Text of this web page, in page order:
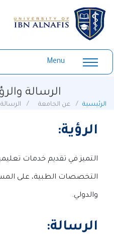
Menu
الرسالة
الرئيسية عن الجامعة
الرؤية:
التميز في تقديم خدمات
التخصصات الطبية، على
والدولي.
الرسالة: